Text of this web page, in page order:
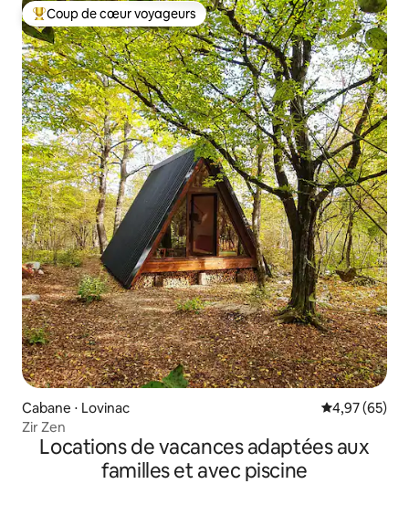
Coups de cœur voyageurs les plus appréciés
Coup de cœur voyageurs
Cabane ⋅ Lovinac Évaluation
4,97 (65)
Zir Zen
Locations de vacances adaptées aux
familles et avec piscine